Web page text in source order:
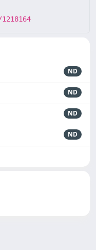
ND
ND
ND
ND